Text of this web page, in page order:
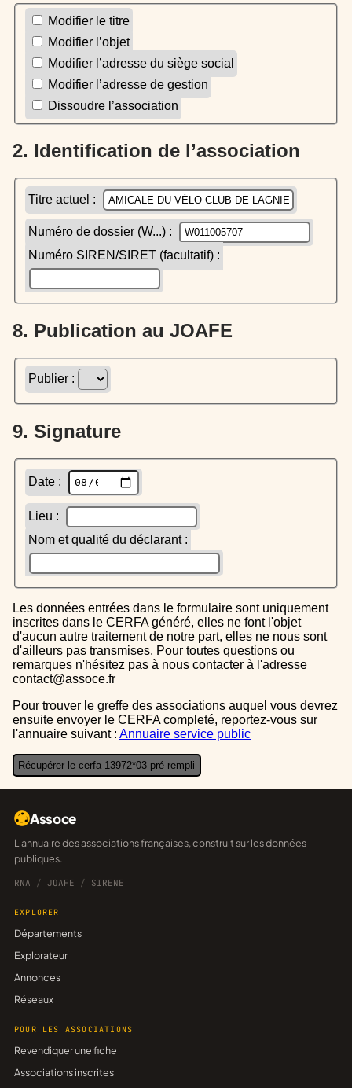
Modifier le titre
Modifier l’objet
Modifier l’adresse du siège social
Modifier l’adresse de gestion
Dissoudre l’association
2. Identification de l’association
Titre actuel :
Numéro de dossier (W...) :
Numéro SIREN/SIRET (facultatif) :
8. Publication au JOAFE
Publier :
9. Signature
Date :
Lieu :
Nom et qualité du déclarant :
Les données entrées dans le formulaire sont uniquement
inscrites dans le CERFA généré, elles ne font l'objet
d'aucun autre traitement de notre part, elles ne nous sont
d'ailleurs pas transmises. Pour toutes questions ou
remarques n'hésitez pas à nous contacter à l'adresse
contact@assoce.fr
Pour trouver le greffe des associations auquel vous devrez
ensuite envoyer le CERFA completé, reportez-vous sur
l'annuaire suivant : Annuaire service public
Récupérer le cerfa 13972*03 pré-rempli
Assoce
L'annuaire des associations françaises, construit sur les données
publiques.
RNA / JOAFE / SIRENE
EXPLORER
Départements
Explorateur
Annonces
Réseaux
POUR LES ASSOCIATIONS
Revendiquer une fiche
Associations inscrites